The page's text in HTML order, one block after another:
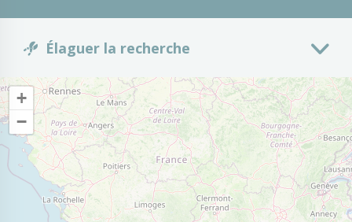
Élaguer la recherche
Activité
Toutes
Profil
Particuliers
Marchés publics
+
−